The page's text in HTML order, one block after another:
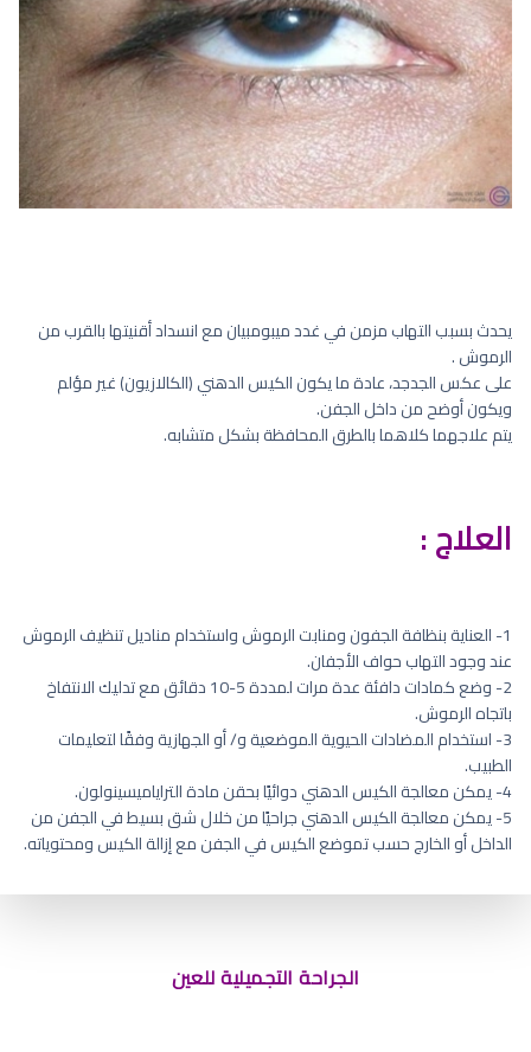
يحدث بسبب التهاب مزمن في غدد ميبومبيان مع انسداد أقنيتها بالقرب من
الرموش .
على عكس الجدجد، عادة ما يكون الكيس الدهني (الكالازيون) غير مؤلم
ويكون أوضح من داخل الجفن.
يتم علاجهما كلاهما بالطرق المحافظة بشكل متشابه.
العلاج :
1- العناية بنظافة الجفون ومنابت الرموش واستخدام مناديل تنظيف الرموش
عند وجود التهاب حواف الأجفان.
2- وضع كمادات دافئة عدة مرات لمددة 5-10 دقائق مع تدليك الانتفاخ
باتجاه الرموش.
3- استخدام المضادات الحيوية الموضعية و/ أو الجهازية وفقًا لتعليمات
الطبيب.
4- يمكن معالجة الكيس الدهني دوائيًا بحقن مادة التراياميسينولون.
5- يمكن معالجة الكيس الدهني جراحيًا من خلال شق بسيط في الجفن من
الداخل أو الخارج حسب تموضع الكيس في الجفن مع إزالة الكيس ومحتوياته.
رفع الرموش والحواجب
الجراحة التجميلية للعين